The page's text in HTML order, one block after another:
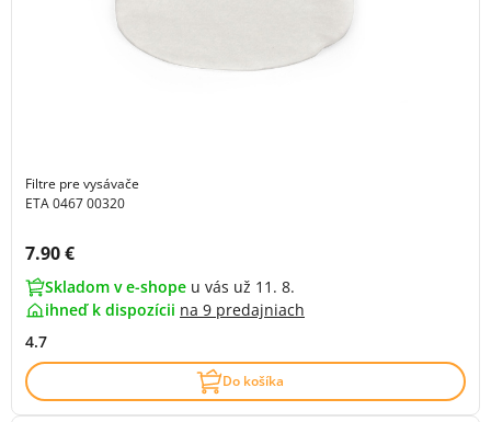
Filtre pre vysávače
ETA 0467 00320
Cena s DPH:
7.90 €
Skladom v e-shope u vás už 11. 8.
ihneď k dispozícii na 9 predajniach
4.7
Do košíka